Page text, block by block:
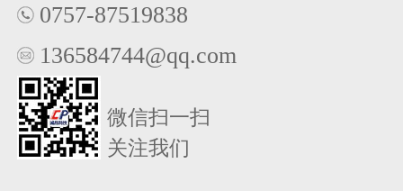
0757-87519838
136584744@qq.com
微信扫一扫
关注我们